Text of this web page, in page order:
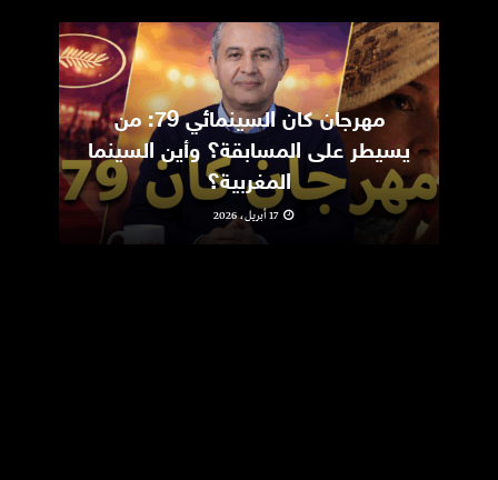
مهرجان كان السينمائي 79: من
يسيطر على المسابقة؟ وأين السينما
المغربية؟
17 أبريل، 2026